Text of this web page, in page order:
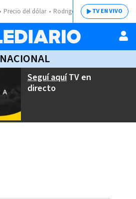
Precio del dólar Rodrigo ChavesTV EN VIVO
NACIONAL
Seguí aquíTV en
directo